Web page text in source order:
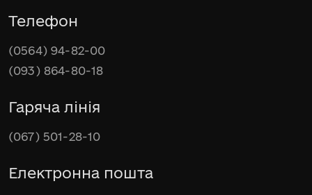
Телефон
(0564) 94-82-00
(093) 864-80-18
Гаряча лінія
(067) 501-28-10
Електронна пошта